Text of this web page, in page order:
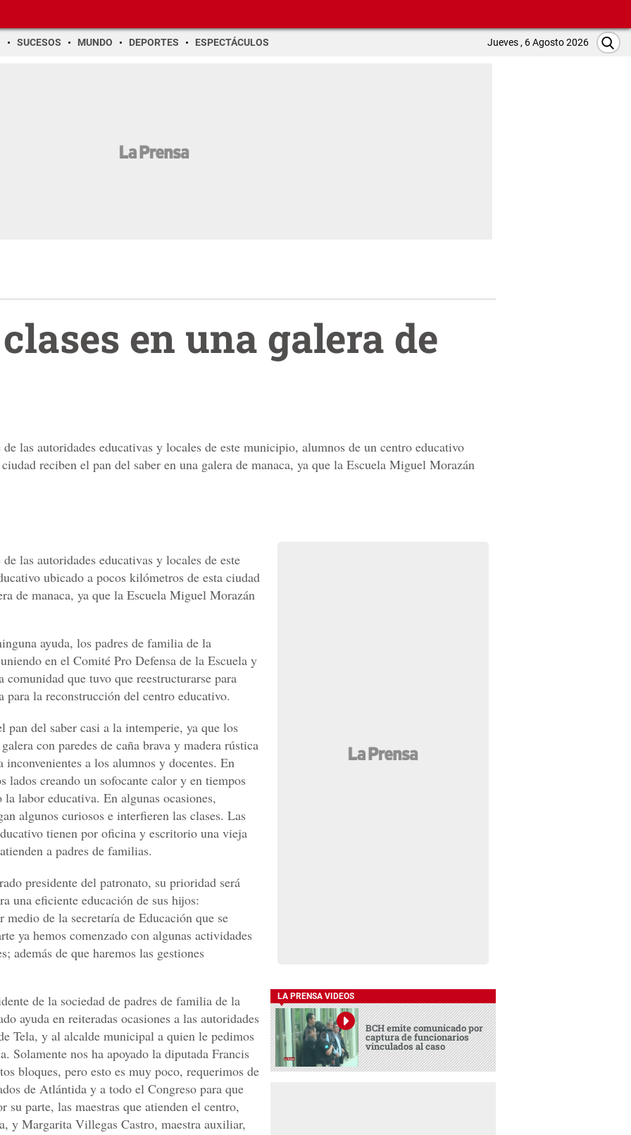
SUCESOS MUNDO DEPORTES ESPECTÁCULOS Jueves , 6 Agosto 2026
en una galera de
las autoridades educativas y locales de este municipio, alumnos de un centro educativo
reciben el pan del saber en una galera de manaca, ya que la Escuela Miguel Morazán
las autoridades educativas y locales de este
ubicado a pocos kilómetros de esta ciudad
de manaca, ya que la Escuela Miguel Morazán
ayuda, los padres de familia de la
en el Comité Pro Defensa de la Escuela y
que tuvo que reestructurarse para
la reconstrucción del centro educativo.
pan del saber casi a la intemperie, ya que los
con paredes de caña brava y madera rústica
a los alumnos y docentes. En
lados creando un sofocante calor y en tiempos
labor educativa. En algunas ocasiones,
algunos curiosos e interfieren las clases. Las
tienen por oficina y escritorio una vieja
a padres de familias.
presidente del patronato, su prioridad será
una eficiente educación de sus hijos:
de la secretaría de Educación que se
ya hemos comenzado con algunas actividades
además de que haremos las gestiones
de la sociedad de padres de familia de la
ayuda en reiteradas ocasiones a las autoridades
Tela, y al alcalde municipal a quien le pedimos
Solamente nos ha apoyado la diputada Francis
bloques, pero esto es muy poco, requerimos de
de Atlántida y a todo el Congreso para que
su parte, las maestras que atienden el centro,
y Margarita Villegas Castro, maestra auxiliar,
LA PRENSA VIDEOS
BCH emite comunicado por
captura de funcionarios
vinculados al caso